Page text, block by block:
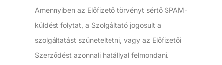
Amennyiben az Előfizető törvényt sértő SPAM-
küldést folytat, a Szolgáltató jogosult a
szolgáltatást szüneteltetni, vagy az Előfizetői
Szerződést azonnali hatállyal felmondani.